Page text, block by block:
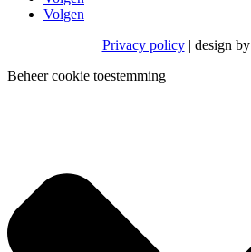
Volgen
Privacy policy| design by
Beheer cookie toestemming